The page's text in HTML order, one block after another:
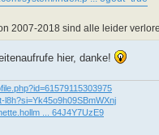
2007-2018 sind alle leider
hier, danke!
... 64J4Y7UzE9